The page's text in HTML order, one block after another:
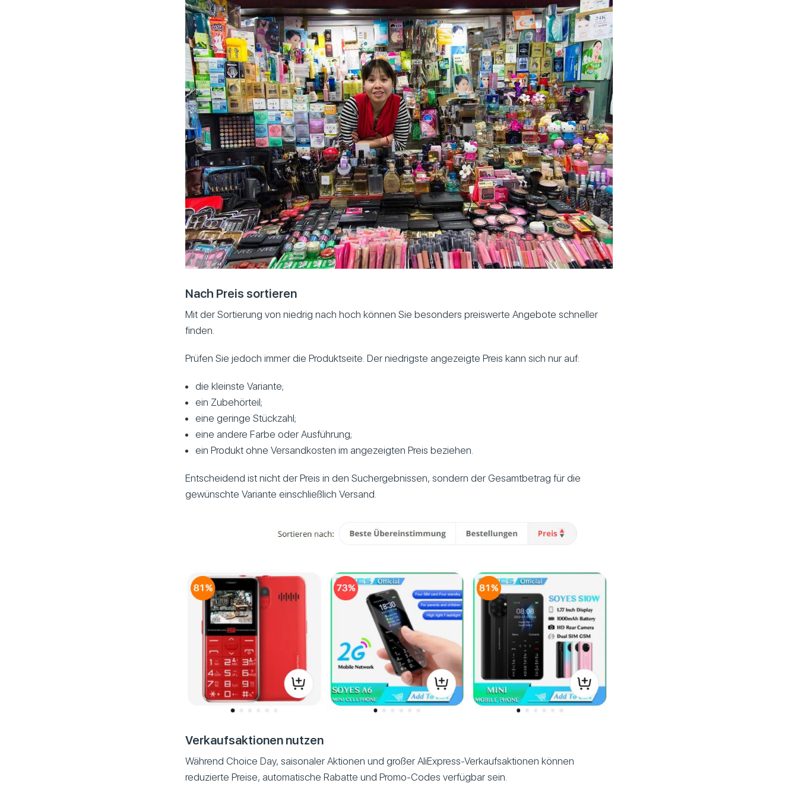
Nach Preis sortieren
Mit der Sortierung von niedrig nach hoch können Sie besonders preiswerte Angebote schneller
finden.
Prüfen Sie jedoch immer die Produktseite. Der niedrigste angezeigte Preis kann sich nur auf:
die kleinste Variante;
ein Zubehörteil;
eine geringe Stückzahl;
eine andere Farbe oder Ausführung;
ein Produkt ohne Versandkosten im angezeigten Preis beziehen.
Entscheidend ist nicht der Preis in den Suchergebnissen, sondern der Gesamtbetrag für die
gewünschte Variante einschließlich Versand.
Verkaufsaktionen nutzen
Während Choice Day, saisonaler Aktionen und großer AliExpress-Verkaufsaktionen können
reduzierte Preise, automatische Rabatte und Promo-Codes verfügbar sein.